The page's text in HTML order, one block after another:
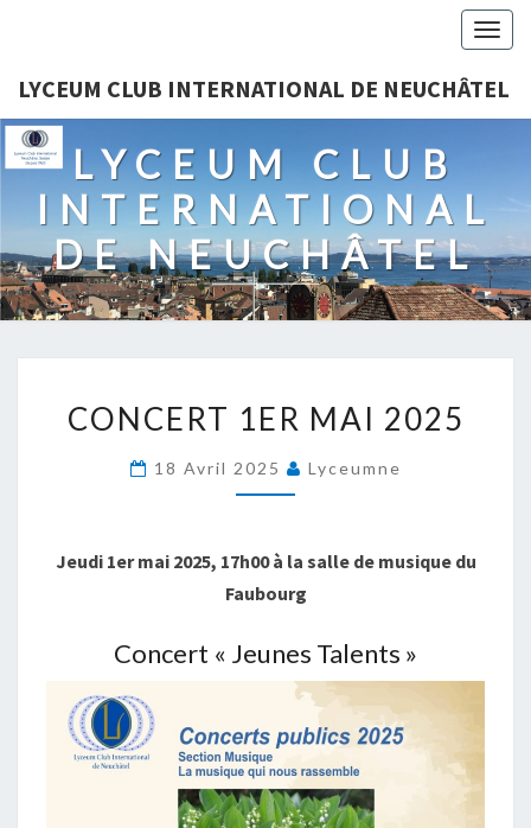
LYCEUM CLUB INTERNATIONAL DE NEUCHÂTEL
LYCEUM CLUB
INTERNATIONAL
DE NEUCHÂTEL
1ER
MAI
2025
CONCERT 1ER MAI 2025
18 Avril 2025 Lyceumne
Jeudi 1er mai 2025, 17h00 à la salle de musique du
Faubourg
Concert « Jeunes Talents »